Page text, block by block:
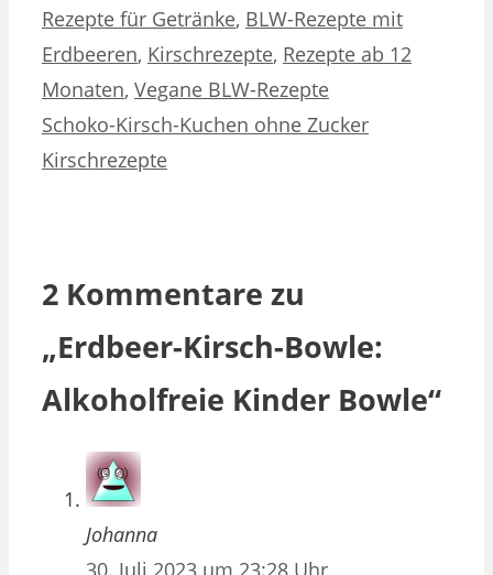
Rezepte für Getränke, BLW-Rezepte mit
Erdbeeren, Kirschrezepte, Rezepte ab 12
Monaten, Vegane BLW-Rezepte
Schoko-Kirsch-Kuchen ohne Zucker
Kirschrezepte
2 Kommentare zu
„Erdbeer-Kirsch-Bowle:
Alkoholfreie Kinder Bowle“
Johanna
30. Juli 2023 um 23:28 Uhr